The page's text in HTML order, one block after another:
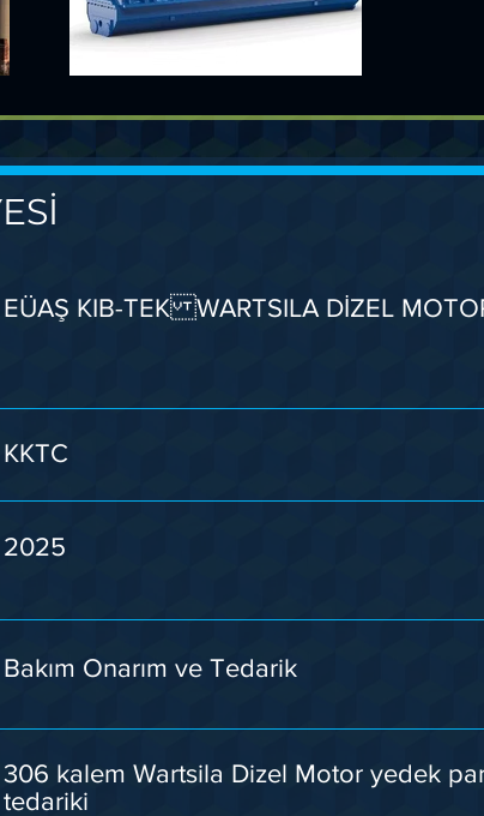
EÜAŞ KIB-TEK WARTSILA DİZEL
KKTC
2025
Bakım Onarım ve Tedarik
306 kalem Wartsila Dizel Motor yedek
tedariki